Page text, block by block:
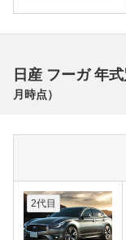
日産 フーガ 年
月 時点）
2代目